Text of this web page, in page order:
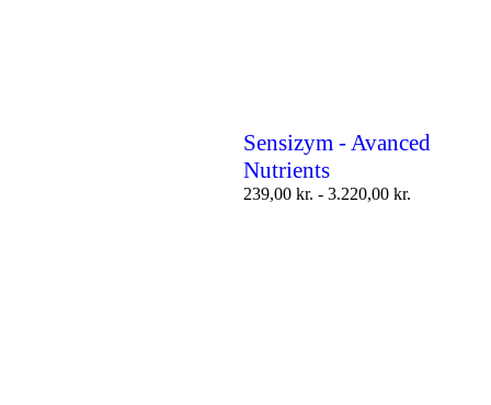
Sensizym - Avanced
Nutrients
239,00 kr. - 3.220,00 kr.